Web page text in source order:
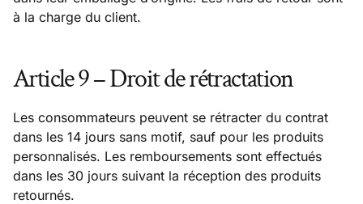
à la charge du client.
Article 9 – Droit de rétractation
Les consommateurs peuvent se rétracter du contrat
dans les 14 jours sans motif, sauf pour les produits
personnalisés. Les remboursements sont effectués
dans les 30 jours suivant la réception des produits
retournés.